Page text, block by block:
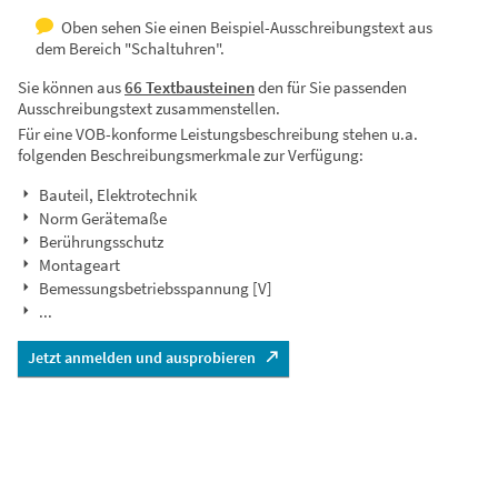
Oben sehen Sie einen Beispiel-Ausschreibungstext aus
dem Bereich "Schaltuhren".
Sie können aus66 Textbausteinenden für Sie passenden
Ausschreibungstext zusammenstellen.
Für eine VOB-konforme Leistungsbeschreibung stehen u.a.
folgenden Beschreibungsmerkmale zur Verfügung:
Bauteil, Elektrotechnik
Norm Gerätemaße
Berührungsschutz
Montageart
Bemessungsbetriebsspannung [V]
...
Jetzt anmelden und ausprobieren